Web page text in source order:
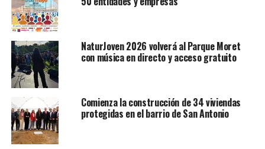
NaturJoven 2026 volverá al Parque Moret
con música en directo y acceso gratuito
Comienza la construcción de 34 viviendas
protegidas en el barrio de San Antonio